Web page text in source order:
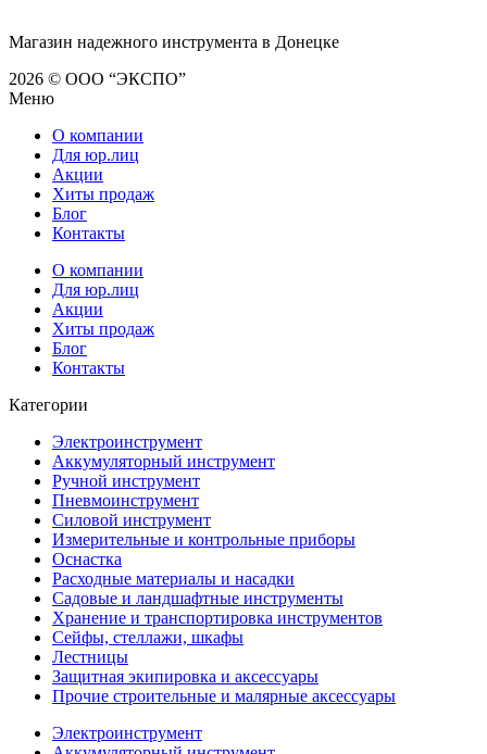
Магазин надежного инструмента в Донецке
2026 © ООО “ЭКСПО”
Меню
О компании
Для юр.лиц
Акции
Хиты продаж
Блог
Контакты
О компании
Для юр.лиц
Акции
Хиты продаж
Блог
Контакты
Категории
Электроинструмент
Аккумуляторный инструмент
Ручной инструмент
Пневмоинструмент
Силовой инструмент
Измерительные и контрольные приборы
Оснастка
Расходные материалы и насадки
Садовые и ландшафтные инструменты
Хранение и транспортировка инструментов
Сейфы, стеллажи, шкафы
Лестницы
Защитная экипировка и аксессуары
Прочие строительные и малярные аксессуары
Электроинструмент